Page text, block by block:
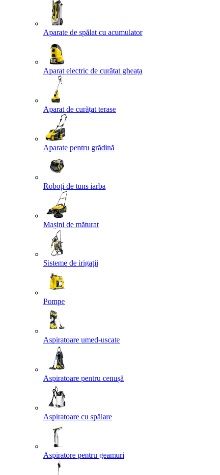
Aparate de spălat cu acumulator
Aparat electric de curățat gheața
Aparat de curățat terase
Aparate pentru grădină
Roboți de tuns iarba
Mașini de măturat
Sisteme de irigații
Pompe
Aspiratoare umed-uscate
Aspiratoare pentru cenușă
Aspiratoare cu spălare
Aspiratore pentru geamuri